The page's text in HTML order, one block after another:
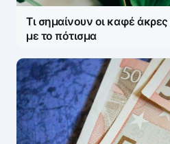
Τι σημαίνουν οι καφέ
με το πότισμα